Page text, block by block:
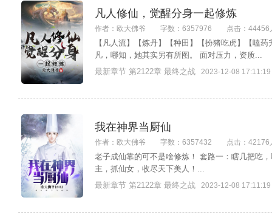
凡人修仙，觉醒分身一起修炼
作者：欧大佛爷 字数：6357976 点击：44456
【凡人流】【炼丹】【种田】【扮猪吃虎】【嗑
凡，哪知，她其实另有所图。 面对压力，资质...
最新章节 第2122章 最终之战
2023-12-08 17:11:19
我在神界当厨仙
作者：欧大佛爷 字数：6357432 点击：42176
老子成仙靠的可不是啥修炼！ 套路一：瞎几把吃
主，抓仙女，收尽天下美人！...
最新章节 第2122章 最终之战
2023-12-08 17:11:19